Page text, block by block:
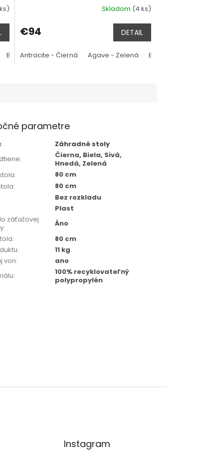
- modrá Senape - žltá Tortora - sivá
Bianco - Biela Tortora - sivá
Skladom (4 ks)
€94 DETAIL
Antracite - Čierná Agave - Zelená Bianco - Biela
parametre
:
Záhradné stoly
:
Čierna, Biela, Sivá,
Hnedá, Zelená
: 80 cm
:
80 cm
Bez rozkladu
Plast
záťažovej
:
Áno
:
80 cm
:
11 kg
von:
ano
:
100% recyklovateľný
polypropylén
Instagram